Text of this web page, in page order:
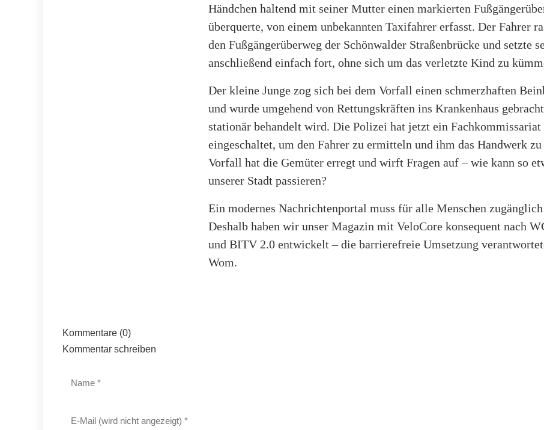
Händchen haltend mit seiner Mutter einen markierten
überquerte, von einem unbekannten Taxifahrer erfasst. Der Fahrer
den Fußgängerüberweg der Schönwalder Straßenbrücke und setzte
anschließend einfach fort, ohne sich um das verletzte Kind zu
Der kleine Junge zog sich bei dem Vorfall einen schmerzhaften
und wurde umgehend von Rettungskräften ins Krankenhaus
stationär behandelt wird. Die Polizei hat jetzt ein Fachkommissariat
eingeschaltet, um den Fahrer zu ermitteln und ihm das Handwerk
Vorfall hat die Gemüter erregt und wirft Fragen auf – wie kann so
unserer Stadt passieren?
Ein modernes Nachrichtenportal muss für alle Menschen
Deshalb haben wir unser Magazin mit VeloCore konsequent nach
und BITV 2.0 entwickelt – die barrierefreie Umsetzung
Wom.
Kommentare (0)
Kommentar schreiben